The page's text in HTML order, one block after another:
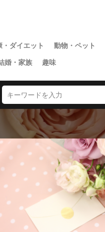
・ダイエット 動物・ペット
婚・家族 趣味